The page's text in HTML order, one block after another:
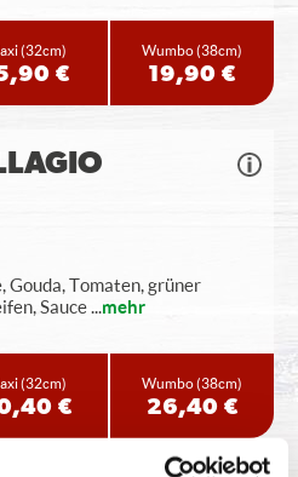
(32cm)
€
Wumbo(38cm)
19,90 €
Gouda, Tomaten, grüner
Sauce...mehr
(32cm)
€
Wumbo(38cm)
26,40 €